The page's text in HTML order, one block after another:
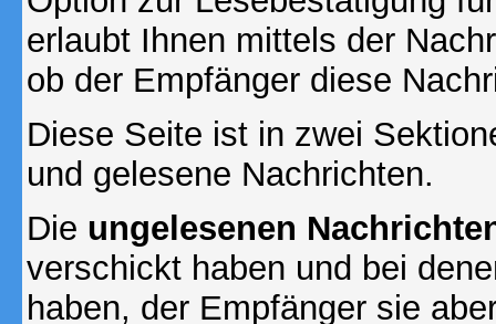
erlaubt Ihnen mittels der
ob der Empfänger diese
Diese Seite ist in zwei
und gelesene Nachrichten.
Die ungelesenen
verschickt haben und bei
haben, der Empfänger sie